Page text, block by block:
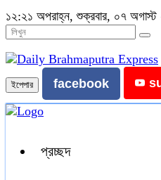
১২:২১ অপরাহ্ন, শুক্রবার, ০৭ অগাস্ট
ইপেপার facebook
প্রচ্ছদ